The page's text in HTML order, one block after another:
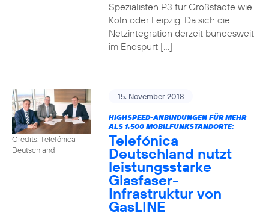
Spezialisten P3 für Großstädte wie
Köln oder Leipzig. Da sich die
Netzintegration derzeit bundesweit
im Endspurt […]
Credits: Telefónica
Deutschland
15. November 2018
HIGHSPEED-ANBINDUNGEN FÜR MEHR
ALS 1.500 MOBILFUNKSTANDORTE:
Telefónica
Deutschland nutzt
leistungsstarke
Glasfaser-
Infrastruktur von
GasLINE